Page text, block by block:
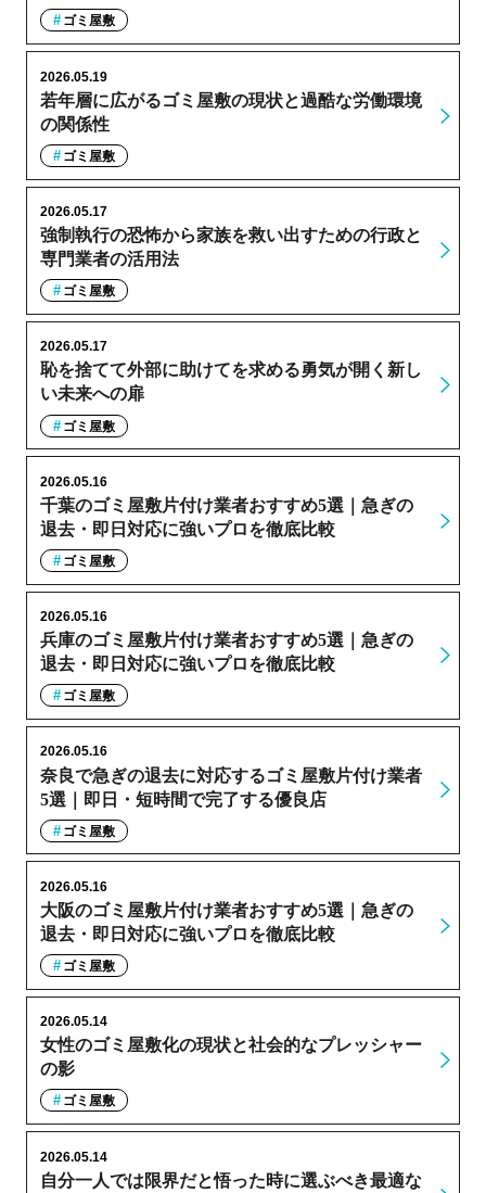
ゴミ屋敷
若年層に広がるゴミ屋敷の現状と過酷な労働環境
の関係性
2026.05.19
ゴミ屋敷
強制執行の恐怖から家族を救い出すための行政と
専門業者の活用法
2026.05.17
ゴミ屋敷
恥を捨てて外部に助けてを求める勇気が開く新し
い未来への扉
2026.05.17
ゴミ屋敷
千葉のゴミ屋敷片付け業者おすすめ5選｜急ぎの
退去・即日対応に強いプロを徹底比較
2026.05.16
ゴミ屋敷
兵庫のゴミ屋敷片付け業者おすすめ5選｜急ぎの
退去・即日対応に強いプロを徹底比較
2026.05.16
ゴミ屋敷
奈良で急ぎの退去に対応するゴミ屋敷片付け業者
5選｜即日・短時間で完了する優良店
2026.05.16
ゴミ屋敷
大阪のゴミ屋敷片付け業者おすすめ5選｜急ぎの
退去・即日対応に強いプロを徹底比較
2026.05.16
ゴミ屋敷
女性のゴミ屋敷化の現状と社会的なプレッシャー
の影
2026.05.14
ゴミ屋敷
自分一人では限界だと悟った時に選ぶべき最適な
2026.05.14